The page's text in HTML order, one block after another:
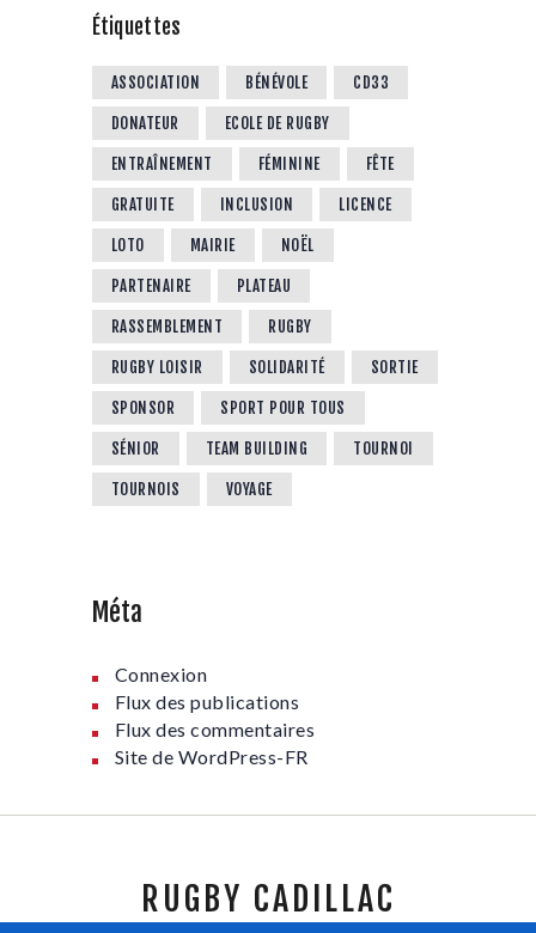
Étiquettes
ASSOCIATION BÉNÉVOLE CD33
DONATEUR ECOLE DE RUGBY
ENTRAÎNEMENT FÉMININE FÊTE
GRATUITE INCLUSION LICENCE
LOTO MAIRIE NOËL
PARTENAIRE PLATEAU
RASSEMBLEMENT RUGBY
RUGBY LOISIR SOLIDARITÉ SORTIE
SPONSOR SPORT POUR TOUS
SÉNIOR TEAM BUILDING TOURNOI
TOURNOIS VOYAGE
Méta
Connexion
Flux des publications
Flux des commentaires
Site de WordPress-FR
RUGBY CADILLAC